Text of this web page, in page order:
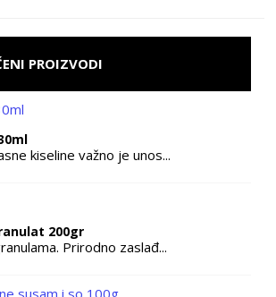
PROIZVODI
kiseline važno je unos...
200gr
Prirodno zaslađ...